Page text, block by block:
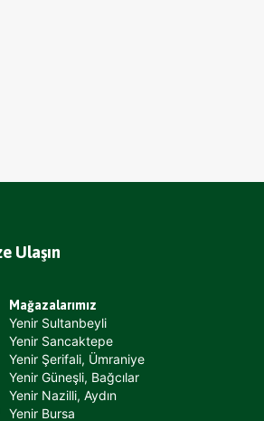
Ulaşın
Mağazalarımız
Yenir Sultanbeyli
Yenir Sancaktepe
Yenir Şerifali, Ümraniye
Yenir Güneşli, Bağcılar
Yenir Nazilli, Aydın
Yenir Bursa